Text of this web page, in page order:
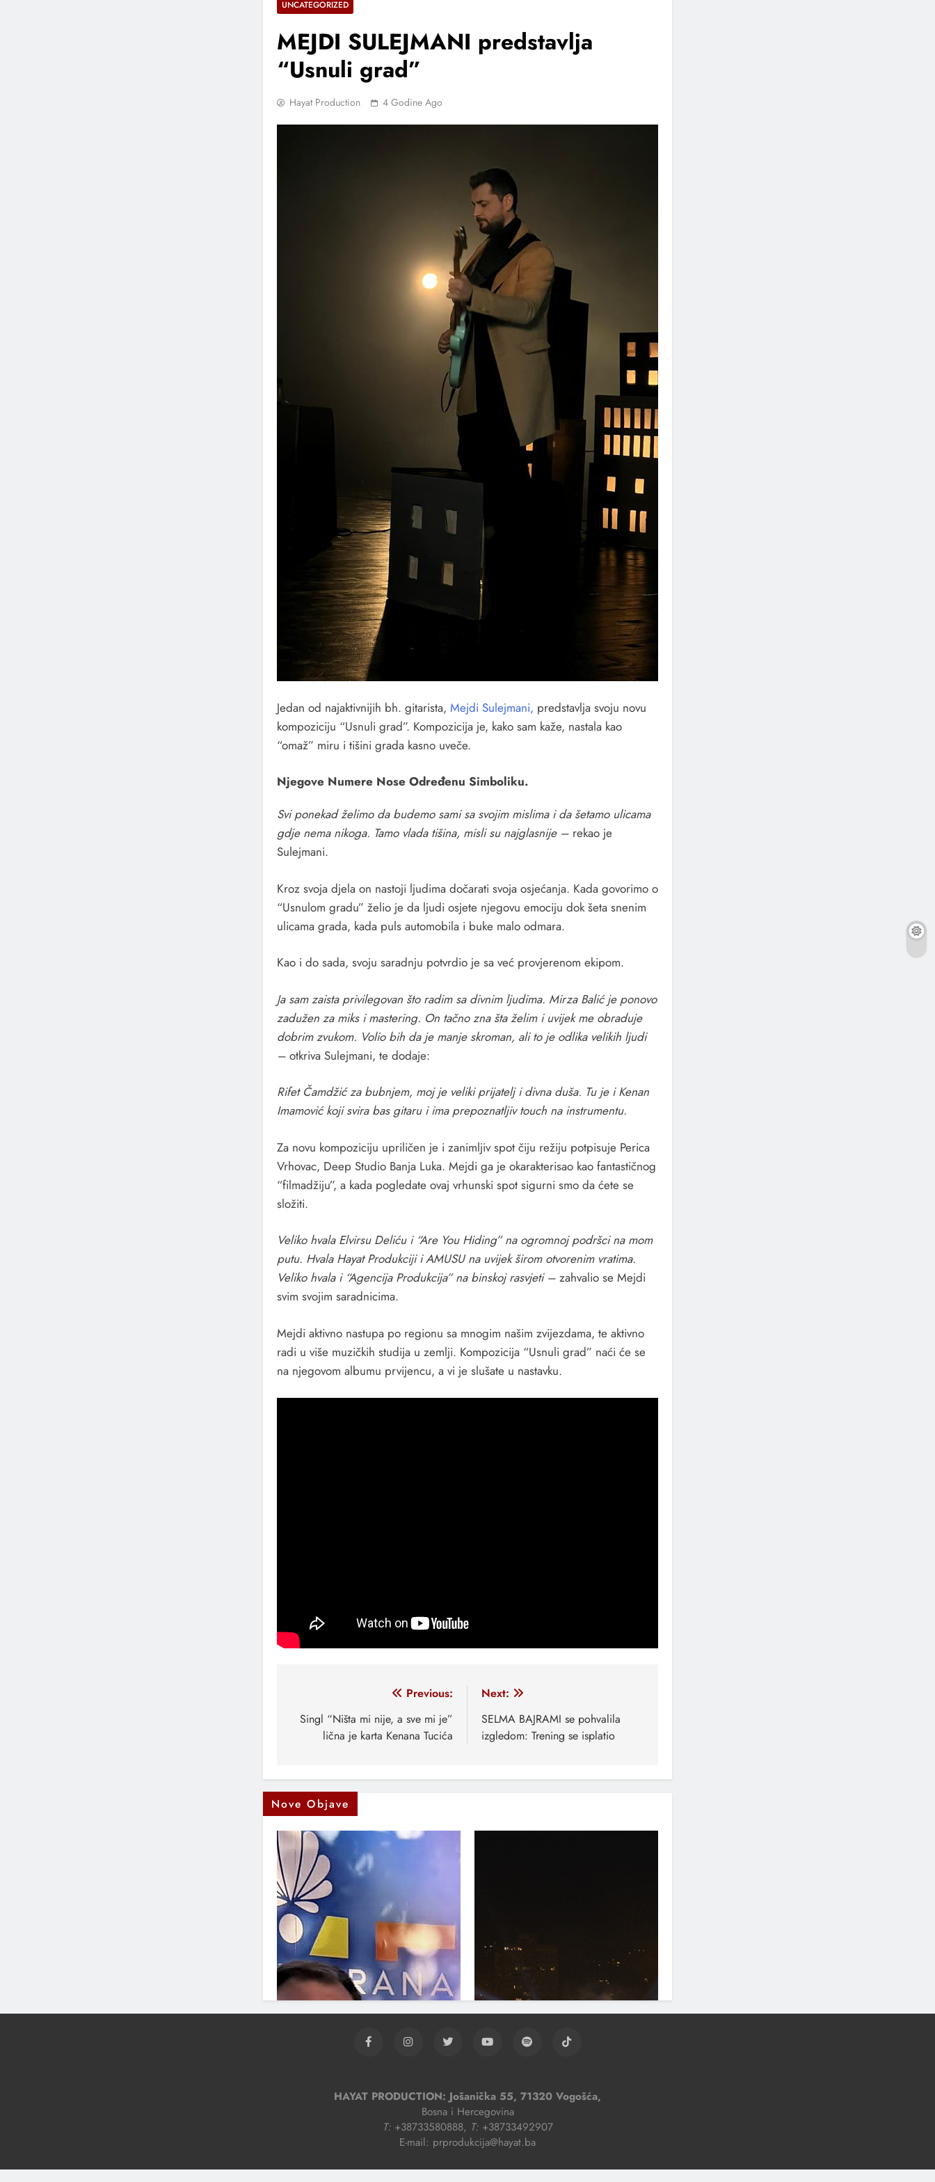
UNCATEGORIZED
MEJDI SULEJMANI predstavlja
“Usnuli grad”
Hayat Production 4 Godine Ago
Jedan od najaktivnijih bh. gitarista, Mejdi Sulejmani, predstavlja svoju novu
kompoziciju “Usnuli grad”. Kompozicija je, kako sam kaže, nastala kao
“omaž” miru i tišini grada kasno uveče.
Njegove Numere Nose Određenu Simboliku.
Svi ponekad želimo da budemo sami sa svojim mislima i da šetamo ulicama
gdje nema nikoga. Tamo vlada tišina, misli su najglasnije – rekao je
Sulejmani.
Kroz svoja djela on nastoji ljudima dočarati svoja osjećanja. Kada govorimo o
“Usnulom gradu” želio je da ljudi osjete njegovu emociju dok šeta snenim
ulicama grada, kada puls automobila i buke malo odmara.
Kao i do sada, svoju saradnju potvrdio je sa već provjerenom ekipom.
Ja sam zaista privilegovan što radim sa divnim ljudima. Mirza Balić je ponovo
zadužen za miks i mastering. On tačno zna šta želim i uvijek me obraduje
dobrim zvukom. Volio bih da je manje skroman, ali to je odlika velikih ljudi
– otkriva Sulejmani, te dodaje:
Rifet Čamdžić za bubnjem, moj je veliki prijatelj i divna duša. Tu je i Kenan
Imamović koji svira bas gitaru i ima prepoznatljiv touch na instrumentu.
Za novu kompoziciju upriličen je i zanimljiv spot čiju režiju potpisuje Perica
Vrhovac, Deep Studio Banja Luka. Mejdi ga je okarakterisao kao fantastičnog
“filmadžiju”, a kada pogledate ovaj vrhunski spot sigurni smo da ćete se
složiti.
Veliko hvala Elvirsu Deliću i “Are You Hiding” na ogromnoj podršci na mom
putu. Hvala Hayat Produkciji i AMUSU na uvijek širom otvorenim vratima.
Veliko hvala i “Agencija Produkcija” na binskoj rasvjeti – zahvalio se Mejdi
svim svojim saradnicima.
Mejdi aktivno nastupa po regionu sa mnogim našim zvijezdama, te aktivno
radi u više muzičkih studija u zemlji. Kompozicija “Usnuli grad” naći će se
na njegovom albumu prvijencu, a vi je slušate u nastavku.
članaka
Previous:
Singl “Ništa mi nije, a sve mi je”
lična je karta Kenana Tucića
Next:
SELMA BAJRAMI se pohvalila
izgledom: Trening se isplatio
Nove Objave
HAYAT PRODUCTION: Jošanička 55, 71320 Vogošća,
Bosna i Hercegovina
T:+38733580888, T:+38733492907
E-mail: prprodukcija@hayat.ba